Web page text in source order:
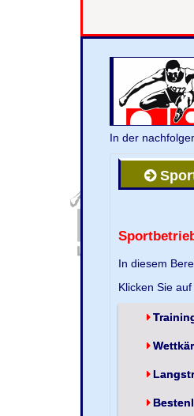
In der
In diesem
Klicken Sie